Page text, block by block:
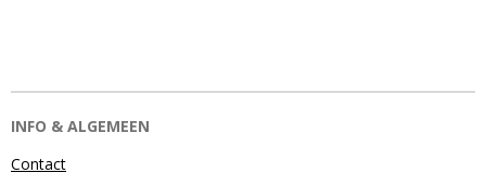
INFO & ALGEMEEN
Contact